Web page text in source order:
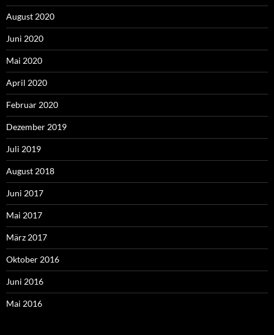
August 2020
Juni 2020
Mai 2020
April 2020
Februar 2020
Dezember 2019
Juli 2019
August 2018
Juni 2017
Mai 2017
März 2017
Oktober 2016
Juni 2016
Mai 2016